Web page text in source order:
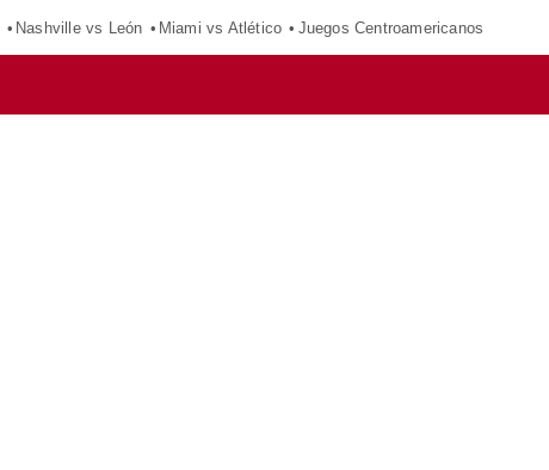
Nashville vs León Miami vs Atlético Juegos Centroamericanos